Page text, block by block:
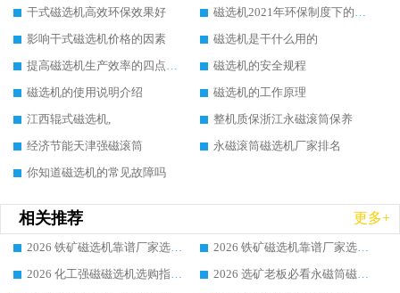
干式磁选机高效环保效果好
磁选机2021年环保制度下的发展出路
影响干式磁选机价格的因素
磁选机是干什么用的
提高磁选机生产效率的四点方法
磁选机的安全规程
磁选机的使用说明介绍
磁选机的工作原理
江西辊式磁选机,
整机质保浙江永磁滚筒保养
经济节能天津强磁滚筒
永磁滚筒磁选机厂家排名
你知道磁选机的常见故障吗
相关推荐 更多+
2026 铁矿磁选机靠谱厂家选购全攻略 行业标杆华体会手机网页版-华体会(中国) 设备性价比出众
2026 铁矿磁选机靠谱厂家选购指南，领域强者华体会手机网页版-华体会(中国) 铁矿磁选机性价比高
2026 化工强磁磁选机选购指南 5 家行业口碑靠谱厂家领域强者推荐
2026 选矿老板必看永磁筒磁选机推荐 行业头部品牌口碑设备选购全攻略